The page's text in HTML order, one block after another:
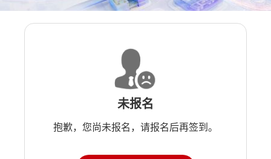
未报名
抱歉，您尚未报名，请报名后再签到。